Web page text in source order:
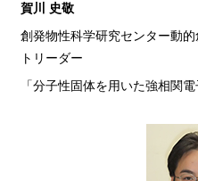
賀川 史敬
創発物性科学研究センター動
トリーダー
「分子性固体を用いた強相関電